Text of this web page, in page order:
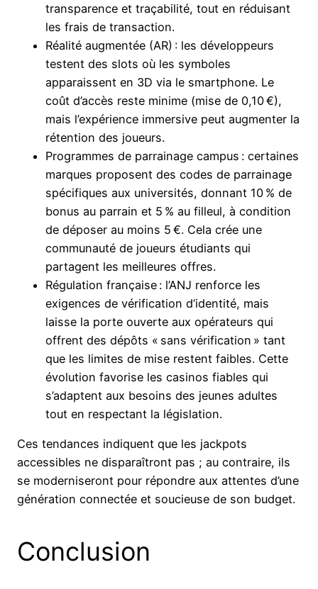
transparence et traçabilité, tout en réduisant
les frais de transaction.
Réalité augmentée (AR) : les développeurs
testent des slots où les symboles
apparaissent en 3D via le smartphone. Le
coût d’accès reste minime (mise de 0,10 €),
mais l’expérience immersive peut augmenter la
rétention des joueurs.
Programmes de parrainage campus : certaines
marques proposent des codes de parrainage
spécifiques aux universités, donnant 10 % de
bonus au parrain et 5 % au filleul, à condition
de déposer au moins 5 €. Cela crée une
communauté de joueurs étudiants qui
partagent les meilleures offres.
Régulation française : l’ANJ renforce les
exigences de vérification d’identité, mais
laisse la porte ouverte aux opérateurs qui
offrent des dépôts « sans vérification » tant
que les limites de mise restent faibles. Cette
évolution favorise les casinos fiables qui
s’adaptent aux besoins des jeunes adultes
tout en respectant la législation.
Ces tendances indiquent que les jackpots
accessibles ne disparaîtront pas ; au contraire, ils
se moderniseront pour répondre aux attentes d’une
génération connectée et soucieuse de son budget.
Conclusion